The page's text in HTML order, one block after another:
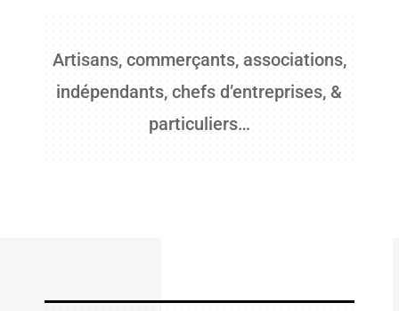
Artisans, commerçants, associations,
indépendants, chefs d’entreprises, &
particuliers…